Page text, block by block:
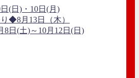
(日)・10日(月)
◆8月13日（木）
日(土)～10月12日(日)